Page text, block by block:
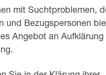
mit Suchtproblemen,
und Bezugspersonen
Angebot an Aufklärung